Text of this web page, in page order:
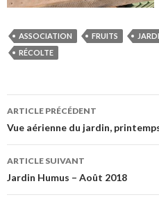
ASSOCIATION FRUITS
RÉCOLTE
Navigation
des
articles
ARTICLE PRÉCÉDENT
Vue aérienne du jardin,
ARTICLE SUIVANT
Jardin Humus – Août 2018